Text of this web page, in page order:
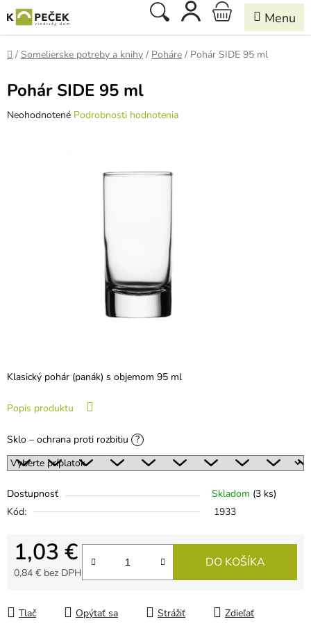
na
obsah
Hľadať
NÁKUPNÝ
KOŠÍK
Domov
/ Somelierske potreby a knihy / Poháre / Pohár SIDE 95 ml
Klasický pohár (panák) s objemom 95 ml
Popis produktu
Sklo – ochrana proti rozbitiu ?
Dostupnosť Skladom (3 ks)
Kód:
1933
1,03 €
0,84 € bez DPH
DO KOŠÍKA
Tlač Opýtať sa Strážiť Zdieľať
Pohár SIDE 95 ml
Priemerné
Neohodnotené Podrobnosti hodnotenia